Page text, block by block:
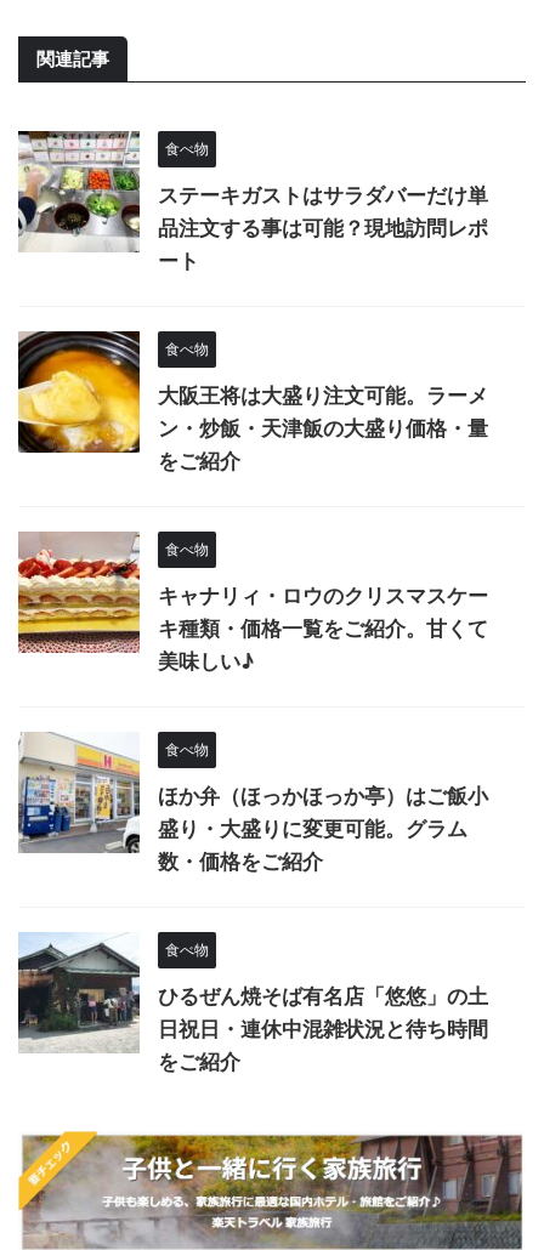
関連記事
食べ物
ステーキガストはサラダバーだけ単
品注文する事は可能？現地訪問レポ
ート
食べ物
大阪王将は大盛り注文可能。ラーメ
ン・炒飯・天津飯の大盛り価格・量
をご紹介
食べ物
キャナリィ・ロウのクリスマスケー
キ種類・価格一覧をご紹介。甘くて
美味しい♪
食べ物
ほか弁（ほっかほっか亭）はご飯小
盛り・大盛りに変更可能。グラム
数・価格をご紹介
食べ物
ひるぜん焼そば有名店「悠悠」の土
日祝日・連休中混雑状況と待ち時間
をご紹介